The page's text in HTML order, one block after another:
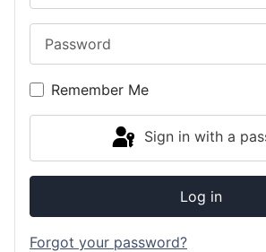
Remember Me
Sign in with a
Log in
Forgot your password?